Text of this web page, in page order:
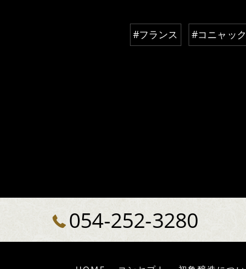
#フランス #コニャック
054-252-3280